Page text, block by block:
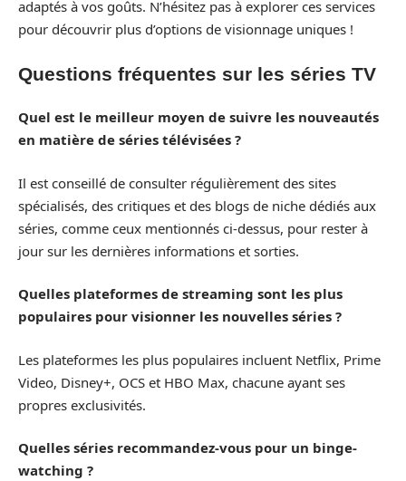
adaptés à vos goûts. N’hésitez pas à explorer ces services
pour découvrir plus d’options de visionnage uniques !
Questions fréquentes sur les séries TV
Quel est le meilleur moyen de suivre les nouveautés
en matière de séries télévisées ?
Il est conseillé de consulter régulièrement des sites
spécialisés, des critiques et des blogs de niche dédiés aux
séries, comme ceux mentionnés ci-dessus, pour rester à
jour sur les dernières informations et sorties.
Quelles plateformes de streaming sont les plus
populaires pour visionner les nouvelles séries ?
Les plateformes les plus populaires incluent Netflix, Prime
Video, Disney+, OCS et HBO Max, chacune ayant ses
propres exclusivités.
Quelles séries recommandez-vous pour un binge-
watching ?